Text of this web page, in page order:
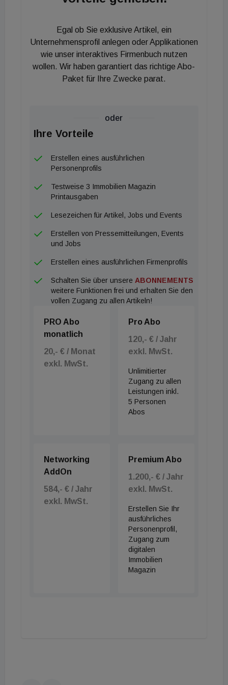
errichtete Pool, der Baden unter freiem Wiener
Himmel mit unglaublichem Stadtblick ermöglicht",
so Schmidt begeistert. Die 24
Eigentumswohnungen bieten Wohnflächen
zwischen 32 und 192 m², ein bis vier Zimmer sowie
von Heizung und Elektrizität ermöglicht,
ausgestattet. Der Altbau wird im Zuge der
Revitalisierung durch die 3SI Immogroup an das
Wiener Fernwärmenetz angeschlossen. "Als 3SI
Immogroup ist es unser deklariertes Ziel, all unsere
Altbauprojekte in das Fernwärmenetz einzugliedern
freut mich besonders!", betont Schmidt.
Egal ob Sie exklusive Artikel, ein
Unternehmensprofil anlegen oder Applikationen
wie unser interaktives Firmenbuch nutzen
wollen. Wir haben garantiert das richtige Abo-
Paket für Ihre Zwecke parat.
oder
Ihre Vorteile
Erstellen eines ausführlichen
Personenprofils
Testweise 3 Immobilien Magazin
Printausgaben
Lesezeichen für Artikel, Jobs und Events
Erstellen von Pressemitteilungen, Events
und Jobs
Erstellen eines ausführlichen Firmenprofils
Schalten Sie über unsere ABONNEMENTS
weitere Funktionen frei und erhalten Sie den
vollen Zugang zu allen Artikeln!
PRO Abo
monatlich
20,- € / Monat
exkl. MwSt.
Pro Abo
120,- € / Jahr
exkl. MwSt.
Unlimitierter
Zugang zu allen
Leistungen inkl.
5 Personen
Abos
Networking
AddOn
584,- € / Jahr
exkl. MwSt.
Premium Abo
1.200,- € / Jahr
exkl. MwSt.
Erstellen Sie Ihr
ausführliches
Personenprofil,
Zugang zum
digitalen
Immobilien
Magazin